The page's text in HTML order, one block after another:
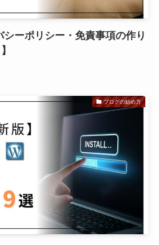
ーポリシー・免責事項の作り
ブログの始め方